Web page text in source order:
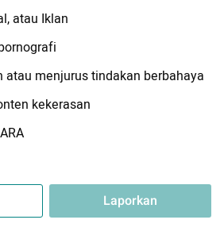
atau Iklan
atau menjurus tindakan berbahaya
kekerasan
Laporkan